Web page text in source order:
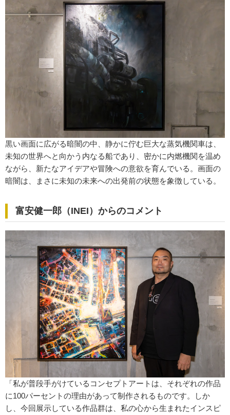
黒い画面に広がる暗闇の中、静かに佇む巨大な蒸気機関車は、
未知の世界へと向かう内なる船であり、密かに内燃機関を温め
ながら、新たなアイデアや冒険への意欲を育んでいる。画面の
暗闇は、まさに未知の未来への出発前の状態を象徴している。
富安健一郎（INEI）からのコメント
「私が普段手がけているコンセプトアートは、それぞれの作品
に100パーセントの理由があって制作されるものです。しか
し、今回展示している作品群は、私の心から生まれたインスピ